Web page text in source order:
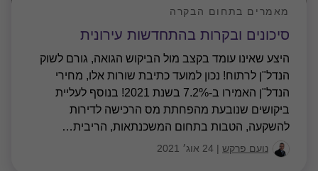
סיכונים ובקרות בהתחדשות עירונית
מאמרים בתחום הבקרה
היצע שאינו עומד בקצב מול הביקוש הגואה, גורם לשוק
הנדל"ן לרתוח! נכון למועד כתיבת שורות אלו, מחירי
הנדל"ן האמירו ב-7.2% בשנת 2021! בנוסף לעליית
ביקושים שנובעת מהפחתת מס הרכישה לדירות
להשקעה, הטבות בתחום המשכנתאות, הריבית…
נועם פרקש | 24 אוג׳ 2021